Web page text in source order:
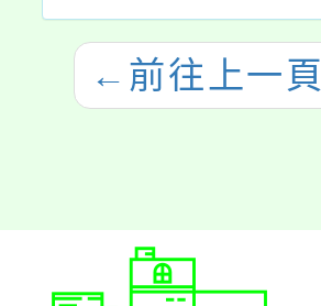
← 前往上一頁